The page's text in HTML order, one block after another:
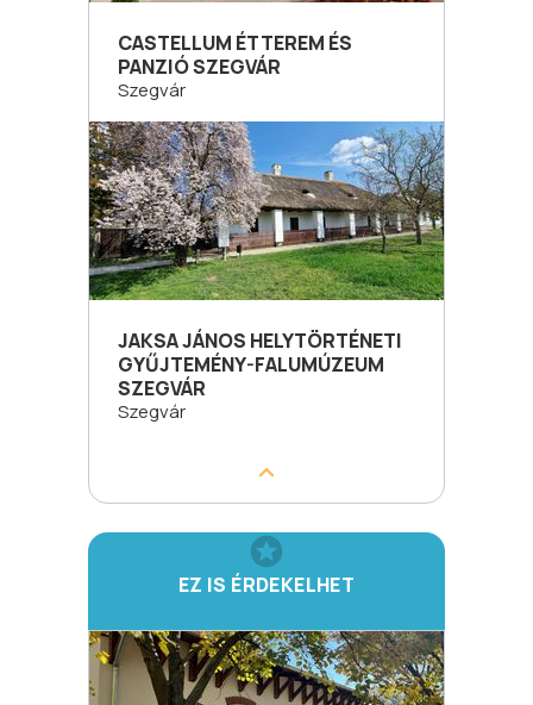
CASTELLUM ÉTTEREM ÉS
PANZIÓ SZEGVÁR
Szegvár
JAKSA JÁNOS HELYTÖRTÉNETI
GYŰJTEMÉNY-FALUMÚZEUM
SZEGVÁR
Szegvár
EZ IS ÉRDEKELHET